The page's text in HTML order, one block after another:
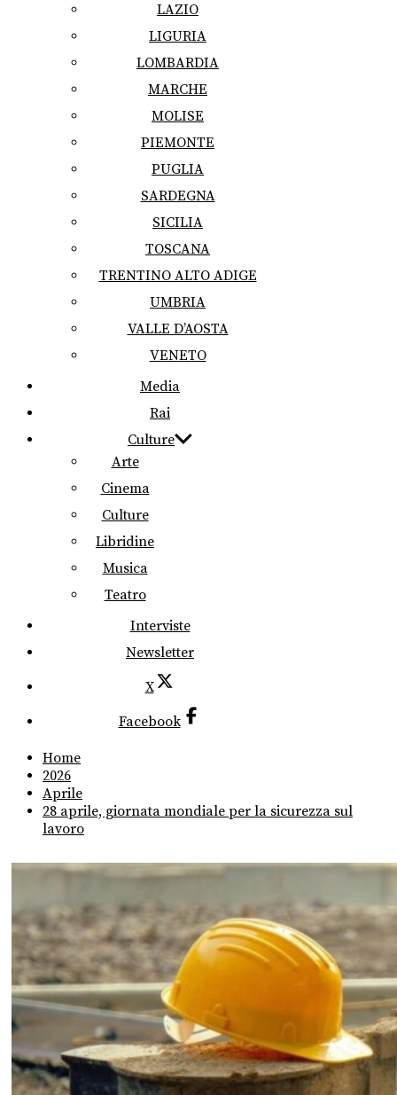
LAZIO
LIGURIA
LOMBARDIA
MARCHE
MOLISE
PIEMONTE
PUGLIA
SARDEGNA
SICILIA
TOSCANA
TRENTINO ALTO ADIGE
UMBRIA
VALLE D’AOSTA
VENETO
Media
Rai
Culture
Arte
Cinema
Culture
Libridine
Musica
Teatro
Interviste
Newsletter
X
Facebook
Home
2026
Aprile
28 aprile, giornata mondiale per la sicurezza sul
lavoro